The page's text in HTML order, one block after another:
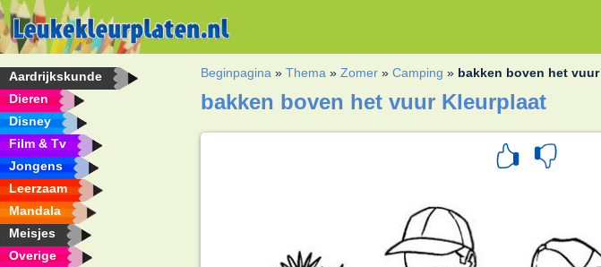
Aardrijkskunde
Dieren
Disney
Film & Tv
Jongens
Leerzaam
Mandala
Meisjes
Overige
Beginpagina »Thema »Zomer »Camping » bakken boven het vuur
bakken boven het vuur Kleurplaat